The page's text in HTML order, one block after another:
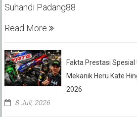
Suhandi Padang88
Read More
Fakta Prestasi
Mekanik Heru Kate
2026
8 Juli, 2026